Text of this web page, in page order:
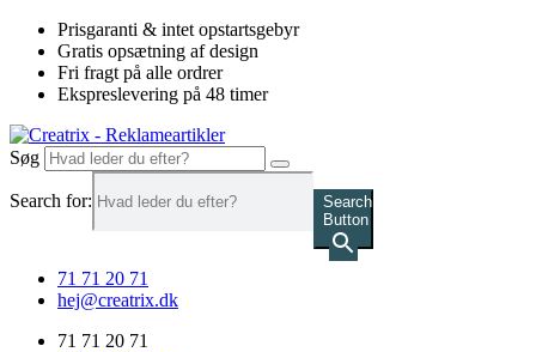
Videre
indhold
Prisgaranti & intet opstartsgebyr
Gratis opsætning af design
Fri fragt på alle ordrer
Ekspreslevering på 48 timer
Søg
Search for:
Search
Button
71 71 20 71
hej@creatrix.dk
71 71 20 71